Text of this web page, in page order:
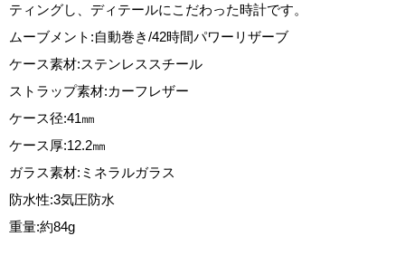
ティングし、ディテールにこだわった時計です。
ムーブメント:自動巻き/42時間パワーリザーブ
ケース素材:ステンレススチール
ストラップ素材:カーフレザー
ケース径:41㎜
ケース厚:12.2㎜
ガラス素材:ミネラルガラス
防水性:3気圧防水
重量:約84g